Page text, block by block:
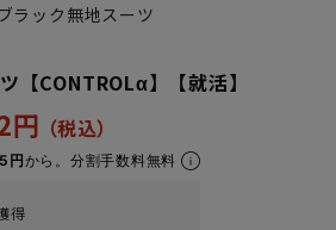
ラック無地スーツ
【CONTROLα】【就活】
円
円から。分割手数料無料
得